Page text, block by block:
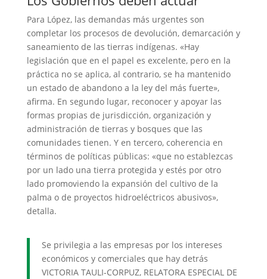
Para López, las demandas más urgentes son
completar los procesos de devolución, demarcación y
saneamiento de las tierras indígenas. «Hay
legislación que en el papel es excelente, pero en la
práctica no se aplica, al contrario, se ha mantenido
un estado de abandono a la ley del más fuerte»,
afirma. En segundo lugar, reconocer y apoyar las
formas propias de jurisdicción, organización y
administración de tierras y bosques que las
comunidades tienen. Y en tercero, coherencia en
términos de políticas públicas: «que no establezcas
por un lado una tierra protegida y estés por otro
lado promoviendo la expansión del cultivo de la
palma o de proyectos hidroeléctricos abusivos»,
detalla.
Se privilegia a las empresas por los intereses
económicos y comerciales que hay detrás
VICTORIA TAULI-CORPUZ, RELATORA ESPECIAL DE